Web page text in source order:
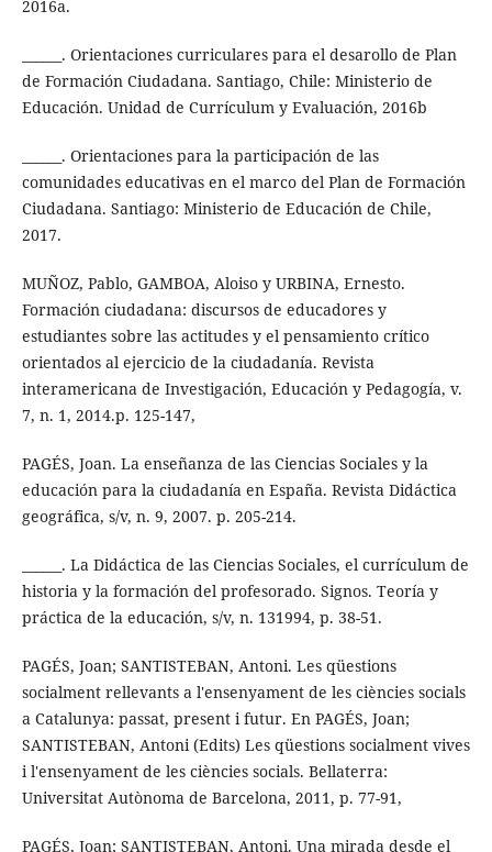
2016a.
______. Orientaciones curriculares para el desarollo de Plan
de Formación Ciudadana. Santiago, Chile: Ministerio de
Educación. Unidad de Currículum y Evaluación, 2016b
______. Orientaciones para la participación de las
comunidades educativas en el marco del Plan de Formación
Ciudadana. Santiago: Ministerio de Educación de Chile,
2017.
MUÑOZ, Pablo, GAMBOA, Aloiso y URBINA, Ernesto.
Formación ciudadana: discursos de educadores y
estudiantes sobre las actitudes y el pensamiento crítico
orientados al ejercicio de la ciudadanía. Revista
interamericana de Investigación, Educación y Pedagogía, v.
7, n. 1, 2014.p. 125-147,
PAGÉS, Joan. La enseñanza de las Ciencias Sociales y la
educación para la ciudadanía en España. Revista Didáctica
geográfica, s/v, n. 9, 2007. p. 205-214.
______. La Didáctica de las Ciencias Sociales, el currículum de
historia y la formación del profesorado. Signos. Teoría y
práctica de la educación, s/v, n. 131994, p. 38-51.
PAGÉS, Joan; SANTISTEBAN, Antoni. Les qüestions
socialment rellevants a l'ensenyament de les ciències socials
a Catalunya: passat, present i futur. En PAGÉS, Joan;
SANTISTEBAN, Antoni (Edits) Les qüestions socialment vives
i l'ensenyament de les ciències socials. Bellaterra:
Universitat Autònoma de Barcelona, 2011, p. 77-91,
PAGÉS, Joan; SANTISTEBAN, Antoni. Una mirada desde el